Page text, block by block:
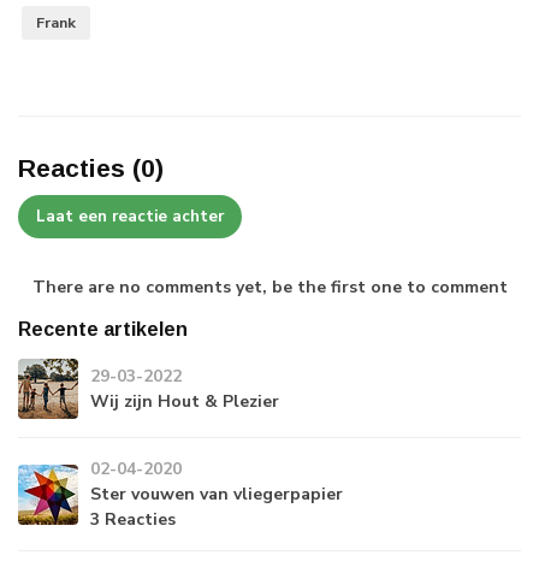
Frank
Reacties (0)
Laat een reactie achter
There are no comments yet, be the first one to comment
Recente artikelen
29-03-2022
Wij zijn Hout & Plezier
02-04-2020
Ster vouwen van vliegerpapier
3 Reacties